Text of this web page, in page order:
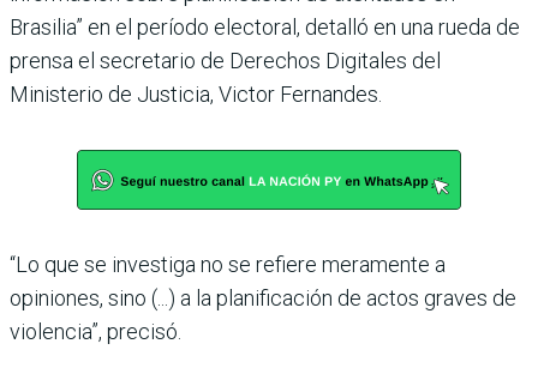
Brasilia” en el período electoral, detalló en una rueda de
prensa el secretario de Derechos Digitales del
Ministerio de Justicia, Victor Fernandes.
“Lo que se investiga no se refiere meramente a
opiniones, sino (...) a la planificación de actos graves de
violencia”, precisó.